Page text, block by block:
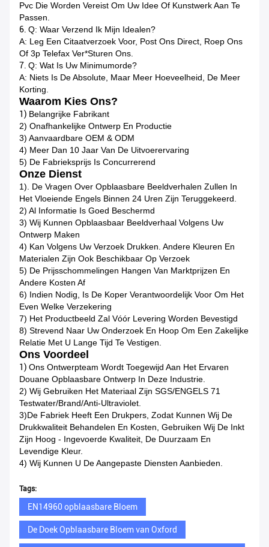
Pvc Die Worden Vereist Om Uw Idee Of Kunstwerk Aan Te
Passen.
6. Q: Waar Verzend Ik Mijn Idealen?
A: Leg Een Citaatverzoek Voor, Post Ons Direct, Roep Ons
Of 3p Telefax Ver*sturen Ons.
7. Q: Wat Is Uw Minimumorde?
A: Niets Is De Absolute, Maar Meer Hoeveelheid, De Meer
Korting.
Waarom Kies Ons?
1) Belangrijke Fabrikant
2) Onafhankelijke Ontwerp En Productie
3) Aanvaardbare OEM & ODM
4) Meer Dan 10 Jaar Van De Uitvoerervaring
5) De Fabrieksprijs Is Concurrerend
Onze Dienst
1). De Vragen Over Opblaasbare Beeldverhalen Zullen In
Het Vloeiende Engels Binnen 24 Uren Zijn Teruggekeerd.
2) Al Informatie Is Goed Beschermd
3) Wij Kunnen Opblaasbaar Beeldverhaal Volgens Uw
Ontwerp Maken
4) Kan Volgens Uw Verzoek Drukken. Andere Kleuren En
Materialen Zijn Ook Beschikbaar Op Verzoek
5) De Prijsschommelingen Hangen Van Marktprijzen En
Andere Kosten Af
6) Indien Nodig, Is De Koper Verantwoordelijk Voor Om Het
Even Welke Verzekering
7) Het Productbeeld Zal Vóór Levering Worden Bevestigd
8) Strevend Naar Uw Onderzoek En Hoop Om Een Zakelijke
Relatie Met U Lange Tijd Te Vestigen.
Ons Voordeel
1) Ons Ontwerpteam Wordt Toegewijd Aan Het Ervaren
Douane Opblaasbare Ontwerp In Deze Industrie.
2) Wij Gebruiken Het Materiaal Zijn SGS/ENGELS 71
Testwater/brand/anti-Ultraviolet.
3)de Fabriek Heeft Een Drukpers, Zodat Kunnen Wij De
Drukkwaliteit Behandelen En Kosten, Gebruiken Wij De Inkt
Zijn Hoog - Ingevoerde Kwaliteit, De Duurzaam En
Levendige Kleur.
4) Wij Kunnen U De Aangepaste Diensten Aanbieden.
Tags:
EN14960 opblaasbare Bloem
De Doek Opblaasbare Bloem van Oxford